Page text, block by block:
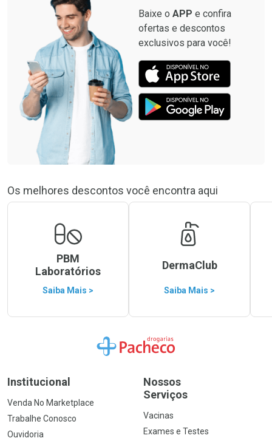
Baixe o APP e confira
ofertas e descontos
exclusivos para você!
Os melhores descontos você encontra aqui
PBM
Laboratórios
Saiba Mais >
DermaClub
Saiba Mais >
Ir para a Home
Institucional
Venda No Marketplace
Trabalhe Conosco
Ouvidoria
Nossos
Serviços
Vacinas
Exames e Testes